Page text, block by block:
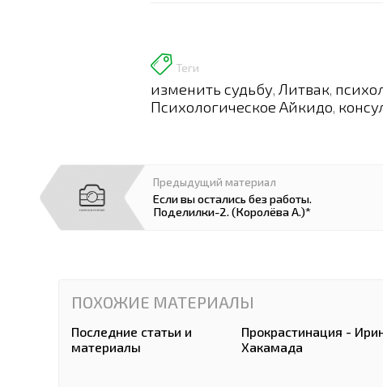
Теги
изменить судьбу Литвак
Психологическое Айкидо
Предыдущий материал
Если вы остались без работы.
Поделилки-2. (Королёва А.)*
ПОХОЖИЕ МАТЕРИАЛЫ
Последние статьи и
материалы
Прокрастинация -
Хакамада